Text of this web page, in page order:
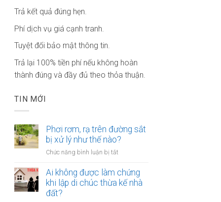
Trả kết quả đúng hẹn.
Phí dịch vụ giá cạnh tranh.
Tuyệt đối bảo mật thông tin.
Trả lại 100% tiền phí nếu không hoàn
thành đúng và đầy đủ theo thỏa thuận.
TIN MỚI
Phơi rơm, rạ trên đường sắt
bị xử lý như thế nào?
Chức năng bình luận bị tắt
rơm,
rạ
Ai không được làm chứng
khi lập di chúc thừa kế nhà
đất?